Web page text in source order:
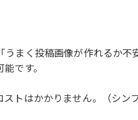
まく投稿画像が作れるか
です。
トはかかりません。（シン